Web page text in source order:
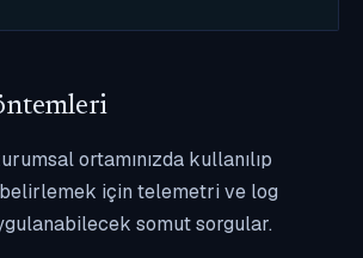
ortamınızda kullanılıp
belirlemek için telemetri ve log
somut sorgular.